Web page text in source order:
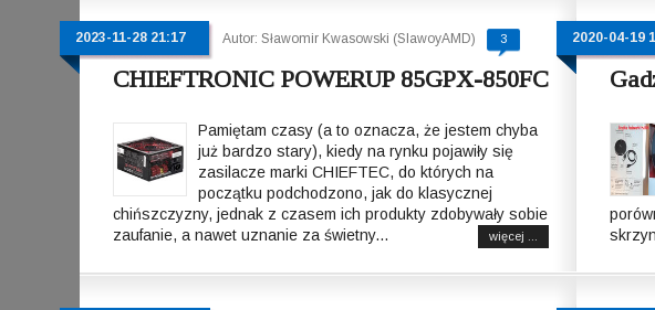
2023-11-28 21:17 Autor: Sławomir Kwasowski (SlawoyAMD) 3
CHIEFTRONIC POWERUP 85GPX-850FC
Pamiętam czasy (a to oznacza, że jestem chyba
już bardzo stary), kiedy na rynku pojawiły się
zasilacze marki CHIEFTEC, do których na
początku podchodzono, jak do klasycznej
chińszczyzny, jednak z czasem ich produkty zdobywały sobie
zaufanie, a nawet uznanie za świetny...
więcej ...
2020-04-19